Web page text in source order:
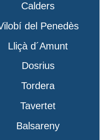
Calders
del Penedès
Lliçà d´Amunt
Dosrius
Tordera
Tavertet
Balsareny